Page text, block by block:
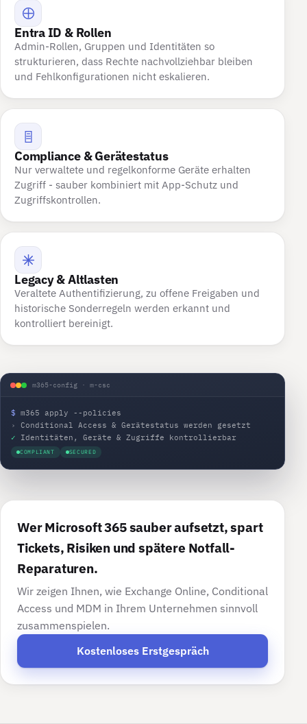
Entra ID & Rollen
Admin-Rollen, Gruppen und Identitäten so
strukturieren, dass Rechte nachvollziehbar bleiben
und Fehlkonfigurationen nicht eskalieren.
Compliance & Gerätestatus
Nur verwaltete und regelkonforme Geräte erhalten
Zugriff - sauber kombiniert mit App-Schutz und
Zugriffskontrollen.
Legacy & Altlasten
Veraltete Authentifizierung, zu offene Freigaben und
historische Sonderregeln werden erkannt und
kontrolliert bereinigt.
m365-config · m-csc
$ m365 apply --policies
›
Conditional Access & Gerätestatus werden gesetzt
✓ Identitäten, Geräte & Zugriffe kontrollierbar
COMPLIANT SECURED
Wer Microsoft 365 sauber aufsetzt, spart
Tickets, Risiken und spätere Notfall-
Reparaturen.
Wir zeigen Ihnen, wie Exchange Online, Conditional
Access und MDM in Ihrem Unternehmen sinnvoll
zusammenspielen.
Kostenloses Erstgespräch